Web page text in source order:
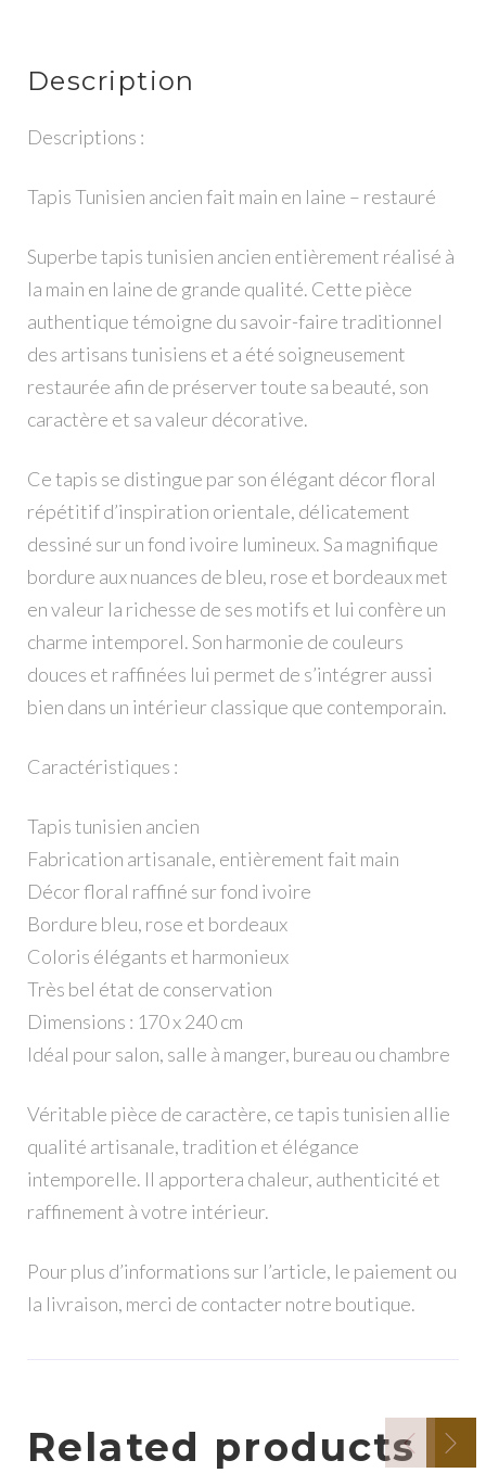
Description
Descriptions :
Tapis Tunisien ancien fait main en laine – restauré
Superbe tapis tunisien ancien entièrement réalisé à
la main en laine de grande qualité. Cette pièce
authentique témoigne du savoir-faire traditionnel
des artisans tunisiens et a été soigneusement
restaurée afin de préserver toute sa beauté, son
caractère et sa valeur décorative.
Ce tapis se distingue par son élégant décor floral
répétitif d’inspiration orientale, délicatement
dessiné sur un fond ivoire lumineux. Sa magnifique
bordure aux nuances de bleu, rose et bordeaux met
en valeur la richesse de ses motifs et lui confère un
charme intemporel. Son harmonie de couleurs
douces et raffinées lui permet de s’intégrer aussi
bien dans un intérieur classique que contemporain.
Caractéristiques :
Tapis tunisien ancien
Fabrication artisanale, entièrement fait main
Décor floral raffiné sur fond ivoire
Bordure bleu, rose et bordeaux
Coloris élégants et harmonieux
Très bel état de conservation
Dimensions : 170 x 240 cm
Idéal pour salon, salle à manger, bureau ou chambre
Véritable pièce de caractère, ce tapis tunisien allie
qualité artisanale, tradition et élégance
intemporelle. Il apportera chaleur, authenticité et
raffinement à votre intérieur.
Pour plus d’informations sur l’article, le paiement ou
la livraison, merci de contacter notre boutique.
Related products